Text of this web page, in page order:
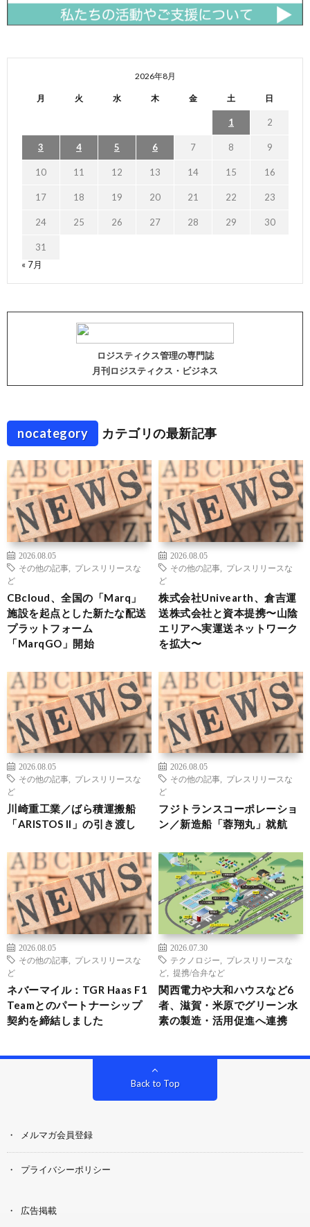
2026年8月
月 火 水 木 金 土 日
1 2
3 4 5 6 7 8 9
10 11 12 13 14 15 16
17 18 19 20 21 22 23
24 25 26 27 28 29 30
31
« 7月
ロジスティクス管理の専門誌
月刊ロジスティクス・ビジネス
nocategory カテゴリの最新記事
2026.08.05
その他の記事
プレスリリースな
ど
CBcloud、全国の「Marq」
施設を起点とした新たな配送
プラットフォーム
「MarqGO」開始
2026.08.05
その他の記事
プレスリリースな
ど
株式会社Univearth、倉吉運
送株式会社と資本提携〜山陰
エリアへ実運送ネットワーク
を拡大〜
2026.08.05
その他の記事
プレスリリースな
ど
川崎重工業／ばら積運搬船
「ARISTOS II」の引き渡し
2026.08.05
その他の記事
プレスリリースな
ど
フジトランスコーポレーショ
ン／新造船「蓉翔丸」就航
2026.08.05
その他の記事
プレスリリースな
ど
ネバーマイル：TGR Haas F1
Teamとのパートナーシップ
契約を締結しました
2026.07.30
テクノロジー
プレスリリースな
ど
提携/合弁など
関西電力や大和ハウスなど6
者、滋賀・米原でグリーン水
素の製造・活用促進へ連携
Back to Top
メルマガ会員登録
プライバシーポリシー
広告掲載